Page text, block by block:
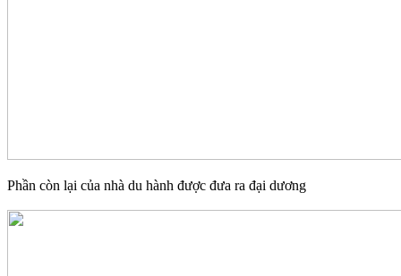
Phần còn lại của nhà du hành được đưa ra đại dương